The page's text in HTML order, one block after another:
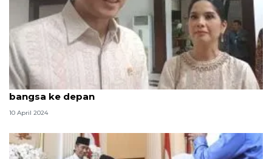
AHY: Gelar griya Istana jadi simbol kekuatan
bangsa ke depan
10 April 2024